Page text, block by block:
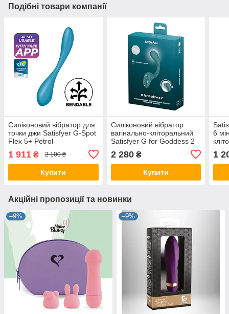
Подібні товари компанії
Силіконовий вібратор для
точки джи Satisfyer G-Spot
Flex 5+ Petrol
1 911 ₴ 2 100 ₴
Купити
Силіконовий вібратор
вагінально-кліторальний
Satisfyer G for Goddess 2
2 280₴
Купити
6
1
Акційні пропозиції та новинки
–9% –9%